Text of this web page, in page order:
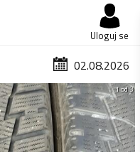
Uloguj se
02.08.2026
1 od 3